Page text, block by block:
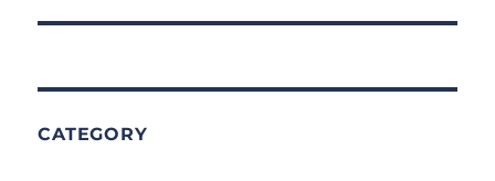
シ
ン
稿:
CATEGORY